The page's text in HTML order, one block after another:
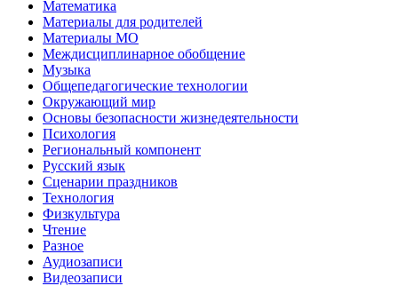
Математика
Материалы для родителей
Материалы МО
Междисциплинарное обобщение
Музыка
Общепедагогические технологии
Окружающий мир
Основы безопасности жизнедеятельности
Психология
Региональный компонент
Русский язык
Сценарии праздников
Технология
Физкультура
Чтение
Разное
Аудиозаписи
Видеозаписи